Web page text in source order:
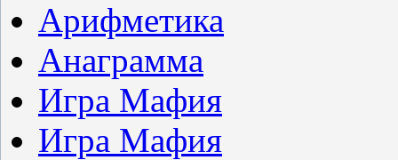
Арифметика
Анаграмма
Игра Мафия
Игра Мафия